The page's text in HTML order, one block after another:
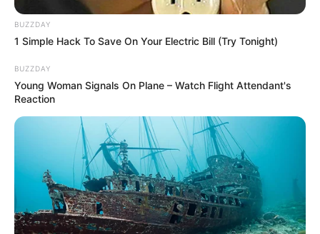
BUZZDAY
1 Simple Hack To Save On Your Electric Bill (Try Tonight)
BUZZDAY
Young Woman Signals On Plane – Watch Flight Attendant's
Reaction